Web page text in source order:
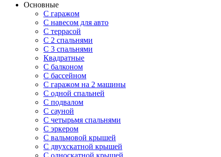
Основные
С гаражом
С навесом для авто
С террасой
С 2 спальнями
С 3 спальнями
Квадратные
С балконом
С бассейном
С гаражом на 2 машины
С одной спальней
С подвалом
С сауной
С четырьмя спальнями
С эркером
С вальмовой крышей
С двухскатной крышей